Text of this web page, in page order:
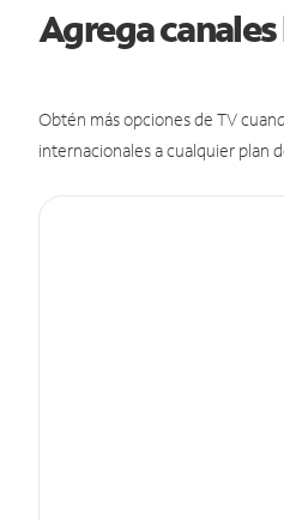
Agrega
Obtén más opciones de TV
internacionales a cualquier plan